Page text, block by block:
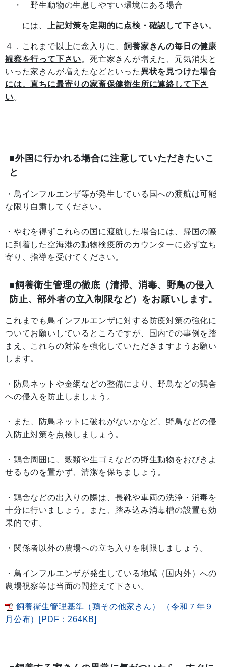
・ 野生動物の生息しやすい環境にある場合
には、 上記対策を定期的に点検・確認して下さい。
４．これまで以上に念入りに、飼養家きんの毎日の健康
観察を行って下さい。死亡家きんが増えた、元気消失と
いった家きんが増えたなどといった異状を見つけた場合
には、直ちに最寄りの家畜保健衛生所に連絡して下さ
い。
■外国に行かれる場合に注意していただきたいこ
と
・鳥インフルエンザ等が発生している国への渡航は可能
な限り自粛してください。
・やむを得ずこれらの国に渡航した場合には、帰国の際
に到着した空海港の動物検疫所のカウンターに必ず立ち
寄り、指導を受けてください。
■飼養衛生管理の徹底（清掃、消毒、野鳥の侵入
防止、部外者の立入制限など）をお願いします。
これまでも鳥インフルエンザに対する防疫対策の強化に
ついてお願いしているところですが、国内での事例を踏
まえ、これらの対策を強化していただきますようお願い
します。
・防鳥ネットや金網などの整備により、野鳥などの鶏舎
への侵入を防止しましょう。
・また、防鳥ネットに破れがないかなど、野鳥などの侵
入防止対策を点検しましょう。
・鶏舎周囲に、穀類や生ゴミなどの野生動物をおびきよ
せるものを置かず、清潔を保ちましょう。
・鶏舎などの出入りの際は、長靴や車両の洗浄・消毒を
十分に行いましょう。また、踏み込み消毒槽の設置も効
果的です。
・関係者以外の農場への立ち入りを制限しましょう。
・鳥インフルエンザが発生している地域（国内外）への
農場視察等は当面の間控えて下さい。
飼養衛生管理基準（鶏その他家きん） （令和７年９
月公布）[PDF：264KB]